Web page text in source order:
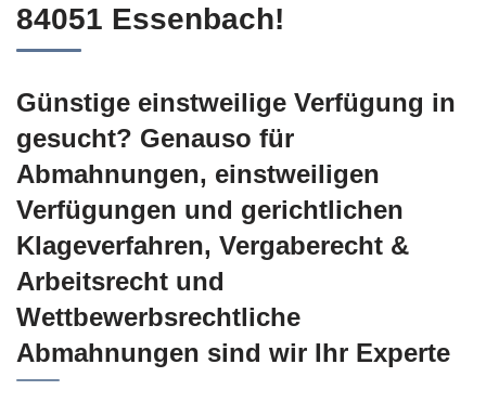
84051 Essenbach!
Günstige einstweilige Verfügung in
gesucht? Genauso für
Abmahnungen, einstweiligen
Verfügungen und gerichtlichen
Klageverfahren, Vergaberecht &
Arbeitsrecht und
Wettbewerbsrechtliche
Abmahnungen sind wir Ihr Experte